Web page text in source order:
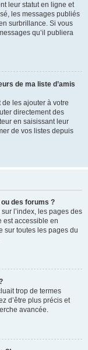
leur statut en ligne et
les messages publiés
surbrillance. Si vous
qu’il publiera
de ma liste d’amis
de les ajouter à votre
directement des
en saisissant leur
de vos listes depuis
des forums ?
l’index, les pages des
est accessible en
sur toutes les pages du
trop de termes
d’être plus précis et
avancée.